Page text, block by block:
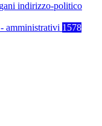
indirizzo-politico
amministrativi 1578